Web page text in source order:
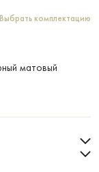
Выбрать комплектацию
матовый